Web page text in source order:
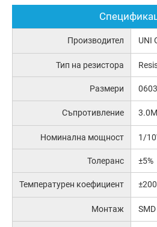
Производител UNI
Тип на резистора
Размери 0603
Съпротивление
Номинална мощност 1/
Толеранс ±5%
Температурен коефициент
Монтаж SMD